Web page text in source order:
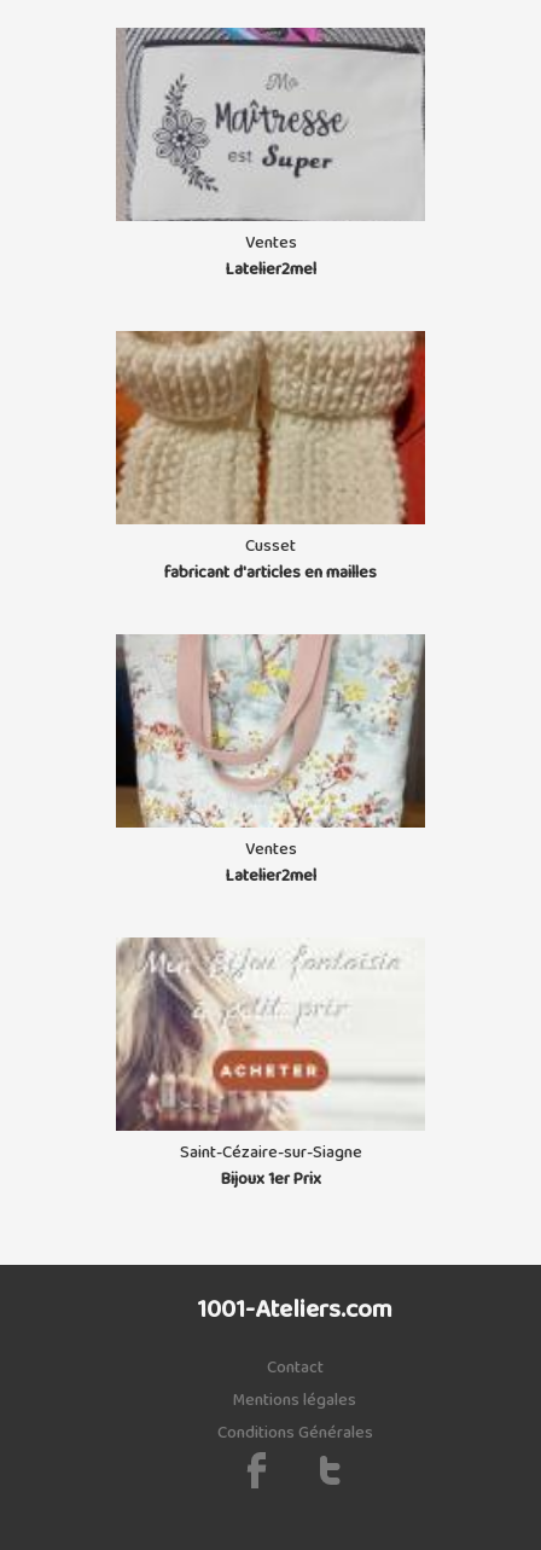
Ventes
Latelier2mel
Cusset
fabricant d'articles en mailles
Ventes
Latelier2mel
Saint-Cézaire-sur-Siagne
Bijoux 1er Prix
1001-Ateliers.com
Contact
Mentions légales
Conditions Générales